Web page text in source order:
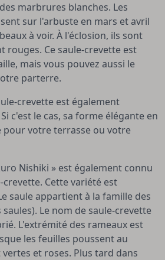
marbrures blanches. Les
sur l'arbuste en mars et avril
à voir. À l'éclosion, ils sont
rouges. Ce saule-crevette est
mais vous pouvez aussi le
parterre.
crevette est également
c'est le cas, sa forme élégante en
votre terrasse ou votre
Nishiki » est également connu
Cette variété est
saule appartient à la famille des
Le nom de saule-crevette
L'extrémité des rameaux est
les feuilles poussent au
et roses. Plus tard dans